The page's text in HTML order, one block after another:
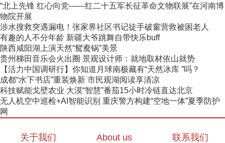
“北上先锋 红心向党——红二十五军长征革命文物联展”在河南博
物院开展
涉水搜救突遇漏电！张家界社区书记徒手破窗营救被困老人
有趣的人不分年龄 新疆大爷跳舞自带快乐buff
陕西咸阳湖上演天然“鸳鸯锅”美景
贵州梯田音乐会火出圈 景观设计师：就地取材依山就势
【活力中国调研行】你知道月球南极藏有“天然冰库 ”吗？
成都“水下书店”重装焕新 市民观湖阅读享清凉
科技赋能戈壁农业 大漠“智慧”番茄15小时冷链直达北京
无人机空中巡检+AI智能识别 重庆警方构建“空地一体”夏季防护
网
关于我们 About us 联系我们